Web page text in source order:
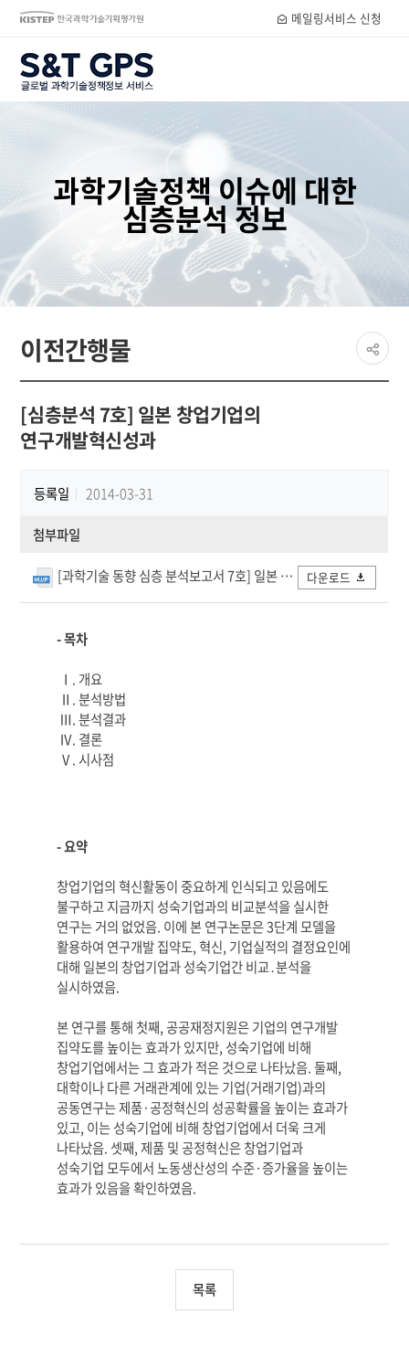
S&T GPS
메일링서비스 신청
과학기술정책 이슈에 대한
심층분석 정보
이전간행물
페이지
공유
share
[심층분석 7호] 일본 창업기업의
연구개발혁신성과
등록일 2014-03-31
첨부파일
[과학기술 동향 심층 분석보고서 7호] 일본 창업기업의 연구개발혁신성과.hwp 다운로드
- 목차
Ⅰ. 개요
Ⅱ. 분석방법
Ⅲ. 분석결과
Ⅳ. 결론
Ⅴ. 시사점
- 요약
창업기업의 혁신활동이 중요하게 인식되고 있음에도
불구하고 지금까지 성숙기업과의 비교분석을 실시한
연구는 거의 없었음. 이에 본 연구논문은 3단계 모델을
활용하여 연구개발 집약도, 혁신, 기업실적의 결정요인에
대해 일본의 창업기업과 성숙기업간 비교․분석을
실시하였음.
본 연구를 통해 첫째, 공공재정지원은 기업의 연구개발
집약도를 높이는 효과가 있지만, 성숙기업에 비해
창업기업에서는 그 효과가 적은 것으로 나타났음. 둘째,
대학이나 다른 거래관계에 있는 기업(거래기업)과의
공동연구는 제품·공정혁신의 성공확률을 높이는 효과가
있고, 이는 성숙기업에 비해 창업기업에서 더욱 크게
나타났음. 셋째, 제품 및 공정혁신은 창업기업과
성숙기업 모두에서 노동생산성의 수준·증가율을 높이는
효과가 있음을 확인하였음.
목록